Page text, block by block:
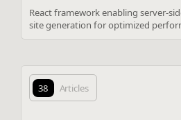
React framework enabling server-
site generation for optimized
38 Articles